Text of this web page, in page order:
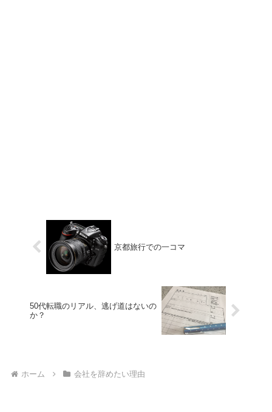
京都旅行での一コマ
50代転職のリアル、逃げ道はないの
か？
ホーム 会社を辞めたい理由